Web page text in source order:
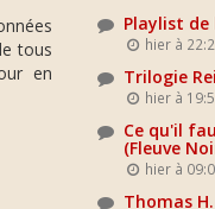
tous
en
Playlist de
hier à
Trilogie
hier à
Ce qu'il
(Fleuve
hier à
Thomas